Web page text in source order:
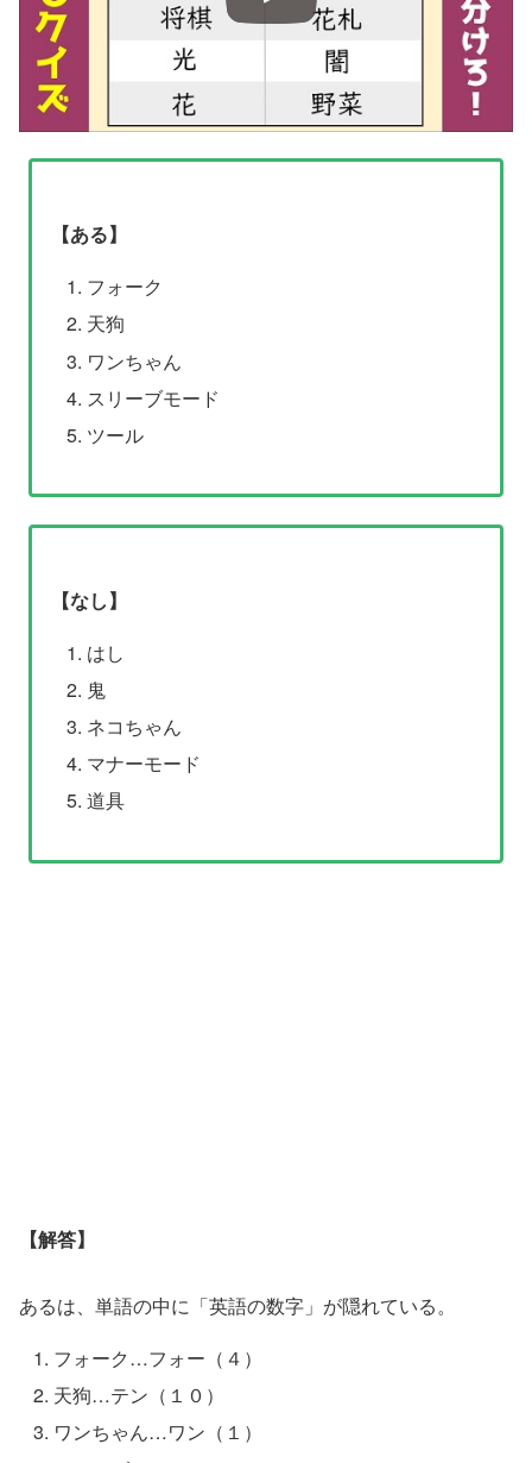
【ある】
フォーク
天狗
ワンちゃん
スリーブモード
ツール
【なし】
はし
鬼
ネコちゃん
マナーモード
道具
【解答】
あるは、単語の中に「英語の数字」が隠れている。
フォーク…フォー（４）
天狗…テン（１０）
ワンちゃん…ワン（１）